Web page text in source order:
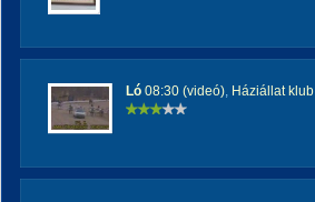
Ló 08:30 (videó), Háziállat klub